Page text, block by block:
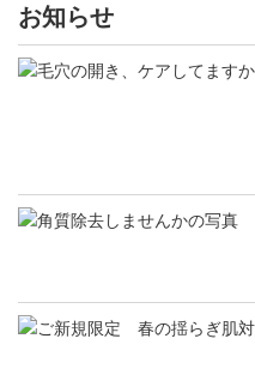
お知らせ